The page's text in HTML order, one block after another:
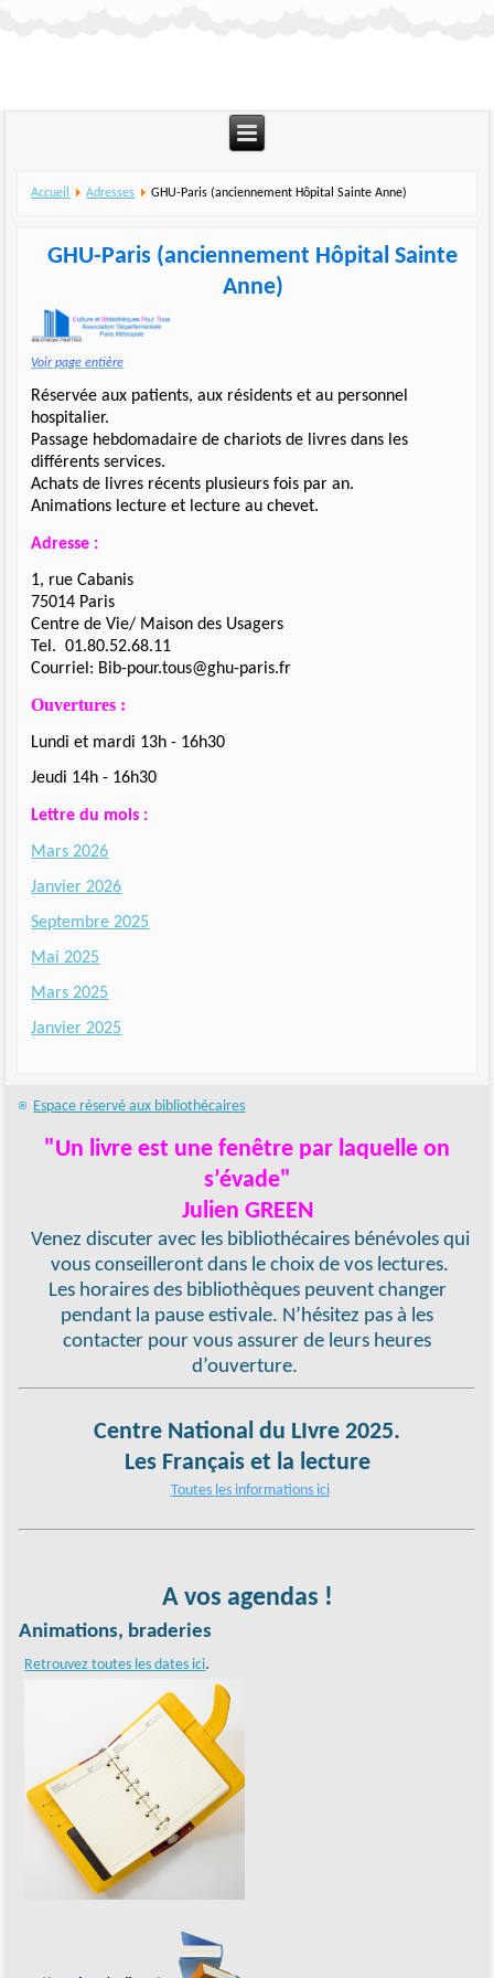
Accueil Adresses GHU-Paris (anciennement Hôpital Sainte Anne)
GHU-Paris (anciennement Hôpital Sainte
Anne)
Voir page entière
Réservée aux patients, aux résidents et au personnel
hospitalier.
Passage hebdomadaire de chariots de livres dans les
différents services.
Achats de livres récents plusieurs fois par an.
Animations lecture et lecture au chevet.
Adresse :
1, rue Cabanis
75014 Paris
Centre de Vie/ Maison des Usagers
Tel. 01.80.52.68.11
Courriel: Bib-pour.tous@ghu-paris.fr
Ouvertures :
Lundi et mardi 13h - 16h30
Jeudi 14h - 16h30
Lettre du mois :
Mars 2026
Janvier 2026
Septembre 2025
Mai 2025
Mars 2025
Janvier 2025
Espace réservé aux bibliothécaires
"Un livre est une fenêtre par laquelle on
s’évade"
Julien GREEN
Venez discuter avec les bibliothécaires bénévoles qui
vous conseilleront dans le choix de vos lectures.
Les horaires des bibliothèques peuvent changer
pendant la pause estivale. N’hésitez pas à les
contacter pour vous assurer de leurs heures
d’ouverture.
Centre National du LIvre 2025.
Les Français et la lecture
Toutes les informations ici
A vos agendas !
Animations, braderies
Retrouvez toutes les dates ici.